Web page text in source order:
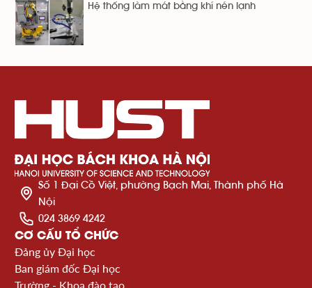
Hệ thống làm mát bằng khí nén lạnh
Số 1 Đại Cồ Việt, phường Bạch Mai, Thành phố Hà
Nội
024 3869 4242
CƠ CẤU TỔ CHỨC
Đảng ủy Đại học
Ban giám đốc Đại học
Trường - Khoa đào tạo